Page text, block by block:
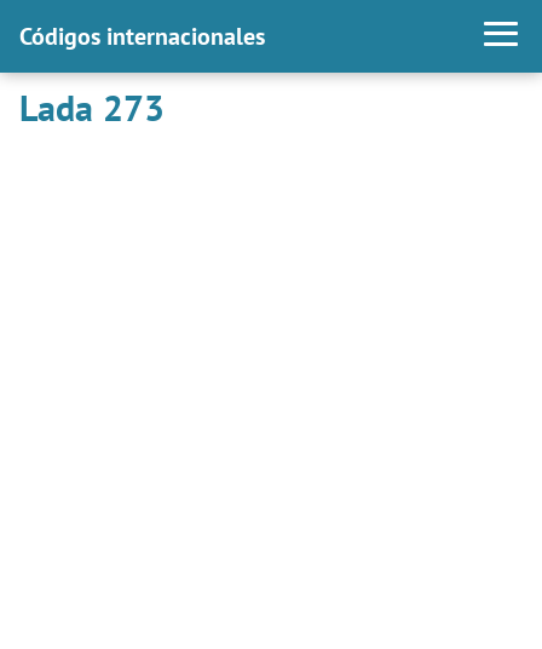
Códigos internacionales
Lada 273